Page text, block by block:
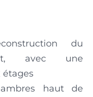
du
avec une
étages
haut de